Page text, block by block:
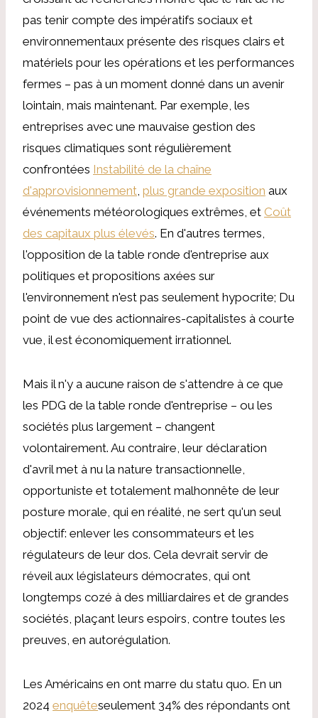
pas tenir compte des impératifs sociaux et
environnementaux présente des risques clairs et
matériels pour les opérations et les performances
fermes – pas à un moment donné dans un avenir
lointain, mais maintenant. Par exemple, les
entreprises avec une mauvaise gestion des
risques climatiques sont régulièrement
confrontées Instabilité de la chaîne
d'approvisionnement plus grande exposition aux
événements météorologiques extrêmes, et Coût
des capitaux plus élevés. En d'autres termes,
l'opposition de la table ronde d'entreprise aux
politiques et propositions axées sur
l'environnement n'est pas seulement hypocrite; Du
point de vue des actionnaires-capitalistes à courte
vue, il est économiquement irrationnel.
Mais il n'y a aucune raison de s'attendre à ce que
les PDG de la table ronde d'entreprise – ou les
sociétés plus largement – changent
volontairement. Au contraire, leur déclaration
d'avril met à nu la nature transactionnelle,
opportuniste et totalement malhonnête de leur
posture morale, qui en réalité, ne sert qu'un seul
objectif: enlever les consommateurs et les
régulateurs de leur dos. Cela devrait servir de
réveil aux législateurs démocrates, qui ont
longtemps cozé à des milliardaires et de grandes
sociétés, plaçant leurs espoirs, contre toutes les
preuves, en autorégulation.
Les Américains en ont marre du statu quo. En un
2024 enquêteseulement 34% des répondants ont